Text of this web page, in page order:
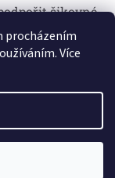
procházením
Více
při nákupu
šikovné
vyhrazena.